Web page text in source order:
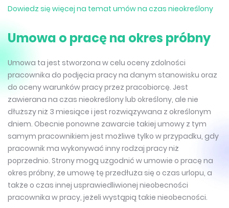
Dowiedz się więcej na temat umów na czas nieokreślony
Umowa o pracę na okres próbny
Umowa ta jest stworzona w celu oceny zdolności
pracownika do podjęcia pracy na danym stanowisku oraz
do oceny warunków pracy przez pracobiorcę. Jest
zawierana na czas nieokreślony lub określony, ale nie
dłuższy niż 3 miesiące i jest rozwiązywana z określonym
dniem. Obecnie ponowne zawarcie takiej umowy z tym
samym pracownikiem jest możliwe tylko w przypadku, gdy
pracownik ma wykonywać inny rodzaj pracy niż
poprzednio. Strony mogą uzgodnić w umowie o pracę na
okres próbny, że umowę tę przedłuża się o czas urlopu, a
także o czas innej usprawiedliwionej nieobecności
pracownika w pracy, jeżeli wystąpią takie nieobecności.